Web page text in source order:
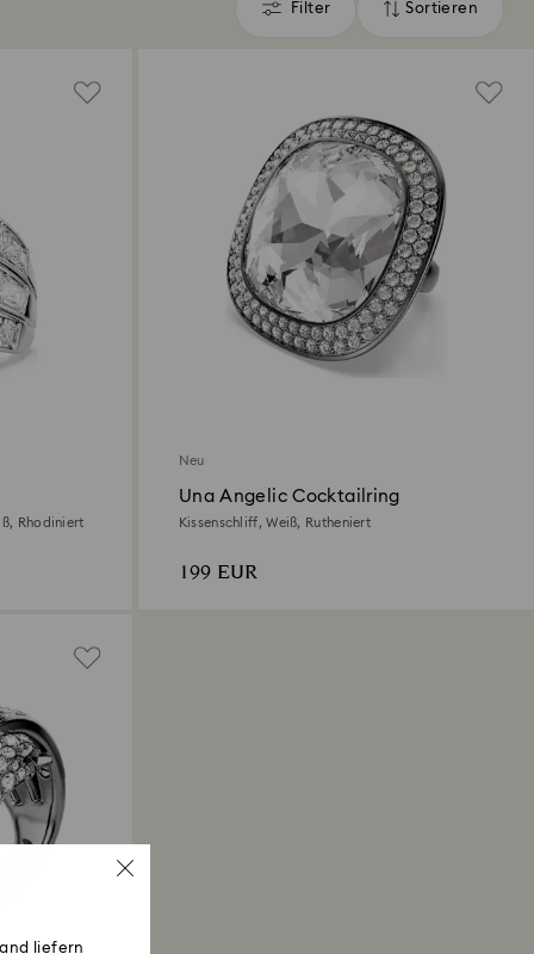
Filter
Filter Sortieren
Sortieren
Rhodiniert
Neu
Una Angelic Cocktailring
Kissenschliff, Weiß, Rutheniert
199 EUR
liefern